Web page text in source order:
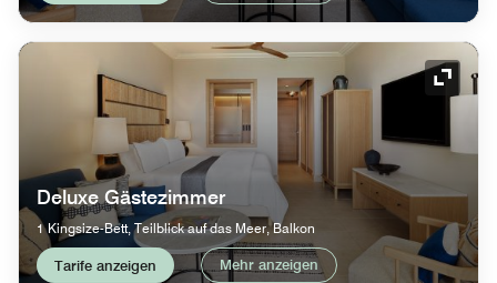
Deluxe Gästezimmer
1 Kingsize-Bett, Teilblick auf das Meer, Balkon
Tarife anzeigen Mehr anzeigen